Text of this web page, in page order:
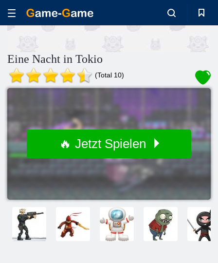
Eine Nacht in Tokio
(Total 10)
🔥 Jetzt Spielen